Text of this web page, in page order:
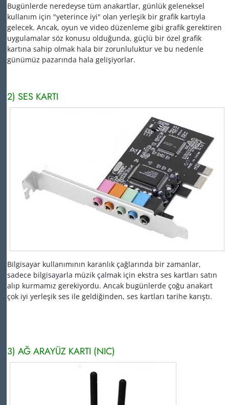
Bugünlerde neredeyse tüm anakartlar, günlük geleneksel
kullanım için "yeterince iyi" olan yerleşik bir grafik kartıyla
gelecek. Ancak, oyun ve video düzenleme gibi grafik gerektiren
uygulamalar söz konusu olduğunda, güçlü bir özel grafik
kartına sahip olmak hala bir zorunluluktur ve bu nedenle
günümüz pazarında hala gelişiyorlar.
2) SES KARTI
Bilgisayar kullanımının karanlık çağlarında bir zamanlar,
sadece bilgisayarla müzik çalmak için ekstra ses kartları satın
alıp kurmamız gerekiyordu. Ancak bugünlerde çoğu anakart
çok iyi yerleşik ses ile geldiğinden, ses kartları tarihe karıştı.
3) AĞ ARAYÜZ KARTI (NIC)